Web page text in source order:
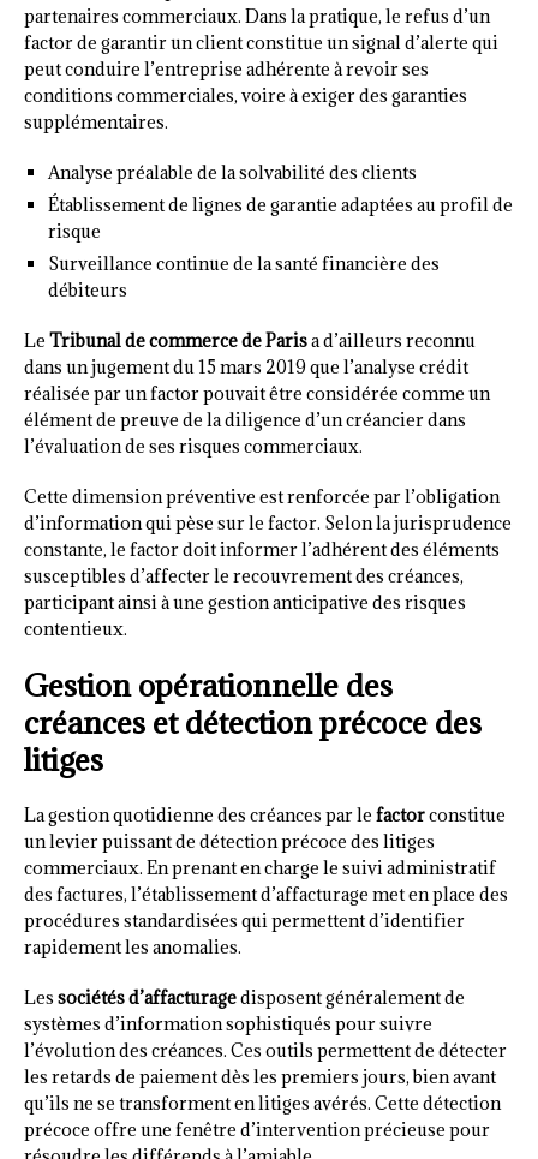
partenaires commerciaux. Dans la pratique, le refus d’un
factor de garantir un client constitue un signal d’alerte qui
peut conduire l’entreprise adhérente à revoir ses
conditions commerciales, voire à exiger des garanties
supplémentaires.
Analyse préalable de la solvabilité des clients
Établissement de lignes de garantie adaptées au profil de
risque
Surveillance continue de la santé financière des
débiteurs
Le Tribunal de commerce de Parisa d’ailleurs reconnu
dans un jugement du 15 mars 2019 que l’analyse crédit
réalisée par un factor pouvait être considérée comme un
élément de preuve de la diligence d’un créancier dans
l’évaluation de ses risques commerciaux.
Cette dimension préventive est renforcée par l’obligation
d’information qui pèse sur le factor. Selon la jurisprudence
constante, le factor doit informer l’adhérent des éléments
susceptibles d’affecter le recouvrement des créances,
participant ainsi à une gestion anticipative des risques
contentieux.
Gestion opérationnelle des
créances et détection précoce des
litiges
La gestion quotidienne des créances par le factorconstitue
un levier puissant de détection précoce des litiges
commerciaux. En prenant en charge le suivi administratif
des factures, l’établissement d’affacturage met en place des
procédures standardisées qui permettent d’identifier
rapidement les anomalies.
Les sociétés d’affacturagedisposent généralement de
systèmes d’information sophistiqués pour suivre
l’évolution des créances. Ces outils permettent de détecter
les retards de paiement dès les premiers jours, bien avant
qu’ils ne se transforment en litiges avérés. Cette détection
précoce offre une fenêtre d’intervention précieuse pour